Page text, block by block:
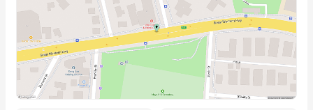
ensuite
- The bedrooms are thoughtfully located away from living areas,
promoting privacy, peace and quiet
- The chef inspired kitchen features stone bench tops, gas
cooking, large pantry and much more